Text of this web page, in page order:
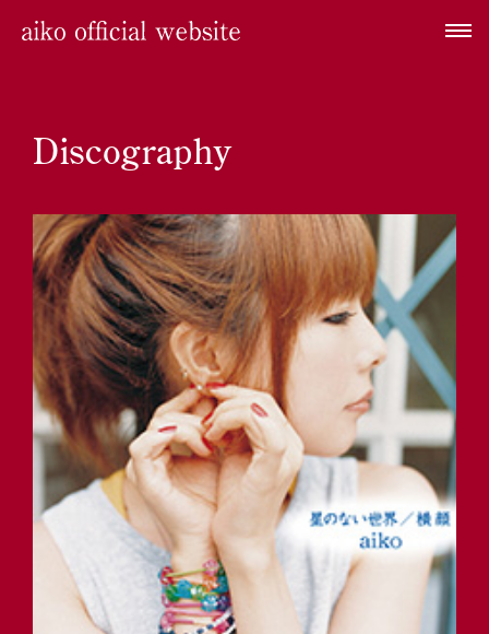
Discography